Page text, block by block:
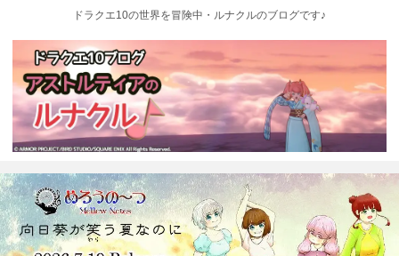
ドラクエ10の世界を冒険中・ルナクルのブログです♪